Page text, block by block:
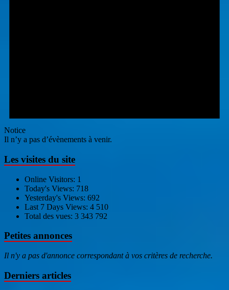
Notice
Il n’y a pas d’évènements à venir.
Les visites du site
Online Visitors: 1
Today's Views: 718
Yesterday's Views: 692
Last 7 Days Views: 4 510
Total des vues: 3 343 792
Petites annonces
Il n'y a pas d'annonce correspondant à vos critères de recherche.
Derniers articles